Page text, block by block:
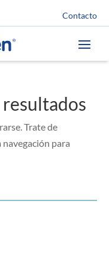
Contacto
Trate de
para